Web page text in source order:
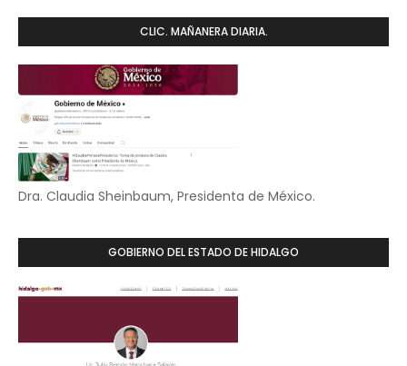
CLIC. MAÑANERA DIARIA.
Dra. Claudia Sheinbaum, Presidenta de México.
GOBIERNO DEL ESTADO DE HIDALGO